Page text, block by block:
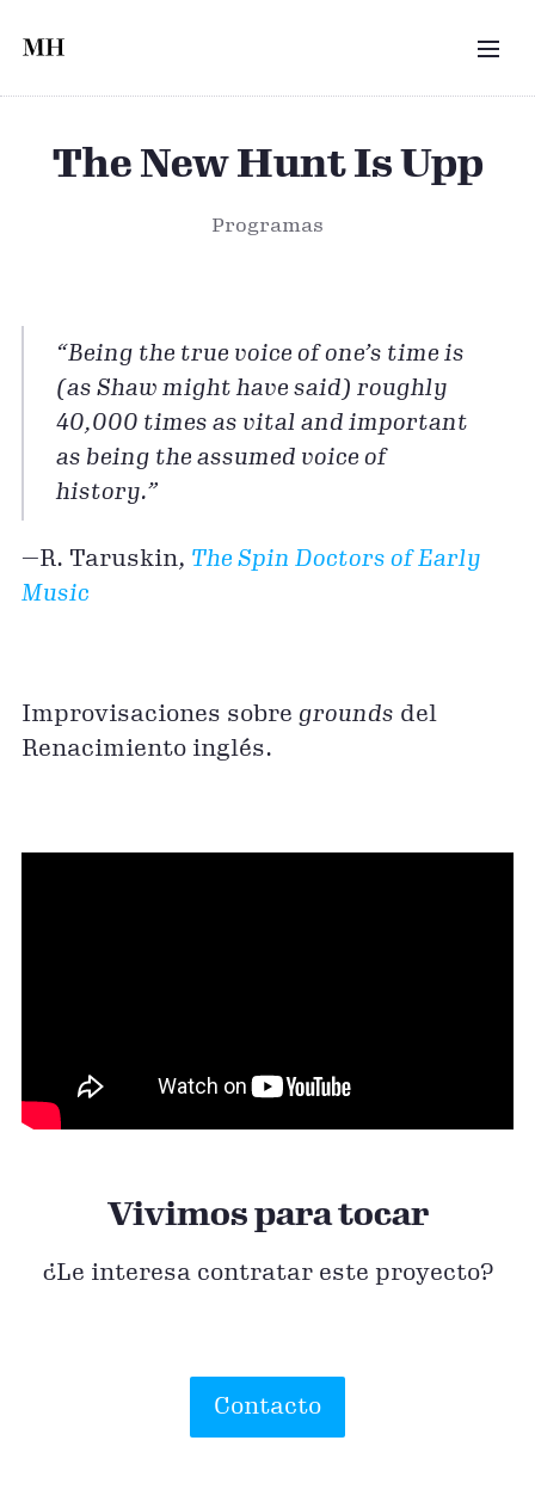
Saltar al contenido principal
The New Hunt Is Upp
Programas
“Being the true voice of one’s time is
(as Shaw might have said) roughly
40,000 times as vital and important
as being the assumed voice of
history.”
—R. Taruskin, The Spin Doctors of Early
Music
Improvisaciones sobre grounds del
Renacimiento inglés.
Vivimos para tocar
¿Le interesa contratar este proyecto?
Contacto